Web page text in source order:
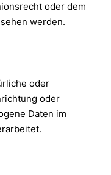
oder dem
werden.
oder
oder
Daten im